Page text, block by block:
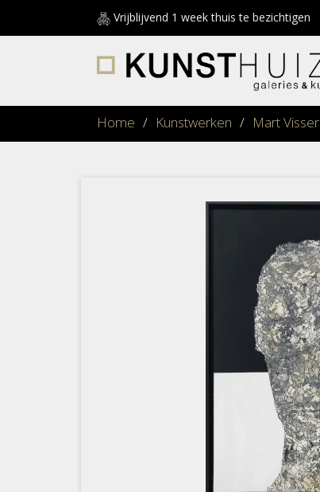
Vrijblijvend 1 week thuis te bezichtigen
Home / Kunstwerken / Mart Visser